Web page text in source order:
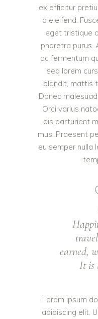
ex efficitur
a eleifend.
eget tristique
pharetra purus.
ac fermentum
sed lorem
blandit, mattis
Donec
Orci varius
dis parturient
mus. Praesent
eu semper nulla
earned,
It is
Lorem ipsum
adipiscing elit.